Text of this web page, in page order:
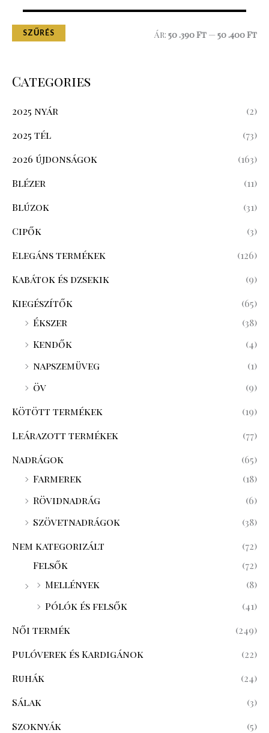
SZŰRÉS Ár: 50 .390 Ft —50 .400 Ft
Categories
2025 nyár
(2)
2025 tél
(73)
2026 újdonságok
(163)
Blézer
(11)
Blúzok
(31)
Cipők
(3)
Elegáns termékek
(126)
Kabátok és dzsekik
(9)
Kiegészítők
(65)
Ékszer
(38)
Kendők
(4)
napszemüveg
(1)
öv
(9)
Kötött termékek
(19)
Leárazott termékek
(77)
Nadrágok
(65)
Farmerek
(18)
Rövidnadrág
(6)
Szövetnadrágok
(38)
Nem kategorizált
(72)
Felsők
(72)
Mellények
(8)
Pólók és felsők
(41)
Női termék
(249)
Pulóverek és Kardigánok
(22)
Ruhák
(24)
Sálak
(3)
Szoknyák
(5)